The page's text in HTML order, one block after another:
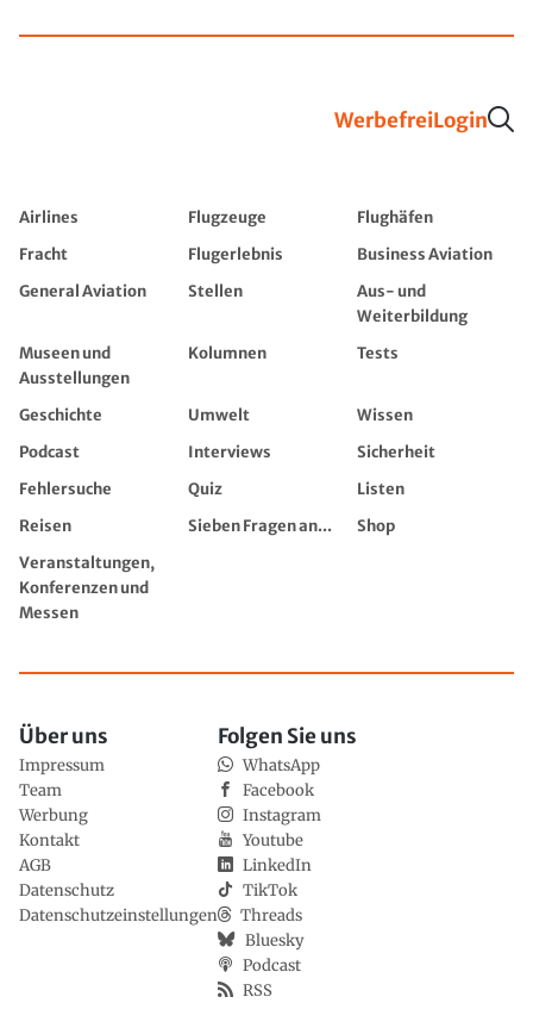
WerbefreiLogin
Airlines Flugzeuge
Flughäfen
Fracht
Flugerlebnis
Business Aviation
General Aviation
Stellen
Aus- und
Weiterbildung
Museen und
Ausstellungen
Kolumnen Tests
Geschichte Umwelt
Wissen
Podcast
Interviews
Sicherheit
Fehlersuche
Quiz
Listen
Reisen
Sieben Fragen an...
Shop
Veranstaltungen,
Konferenzen und
Messen
Über uns
Impressum
Team
Werbung
Kontakt
AGB
Datenschutz
Datenschutzeinstellungen
Folgen Sie uns
WhatsApp
Facebook
Instagram
Youtube
LinkedIn
TikTok
Threads
Bluesky
Podcast
RSS